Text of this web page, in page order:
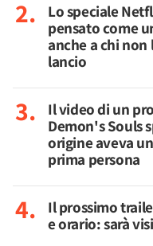
Lo speciale
pensato come
anche a chi
lancio
Il video di un
Demon's Souls
origine aveva
prima persona
Il prossimo
e orario: sarà